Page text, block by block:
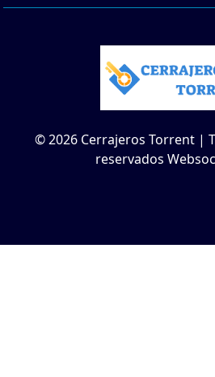
© 2026 Cerrajeros Torrent |
reservados